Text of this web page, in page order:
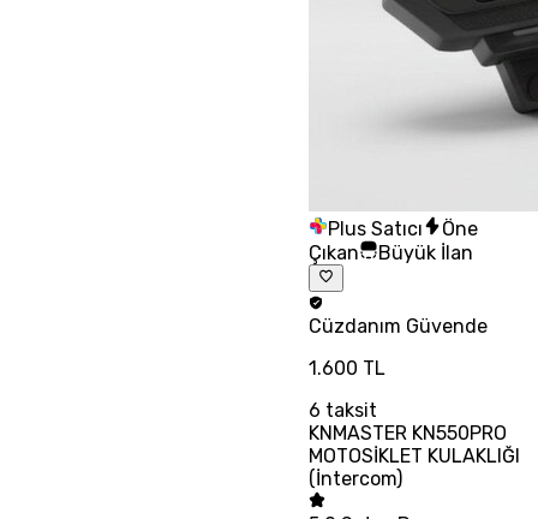
Plus Satıcı
Öne
Çıkan
Büyük İlan
Cüzdanım Güvende
1.600 TL
6 taksit
KNMASTER KN550PRO
MOTOSİKLET KULAKLIĞI
(İntercom)